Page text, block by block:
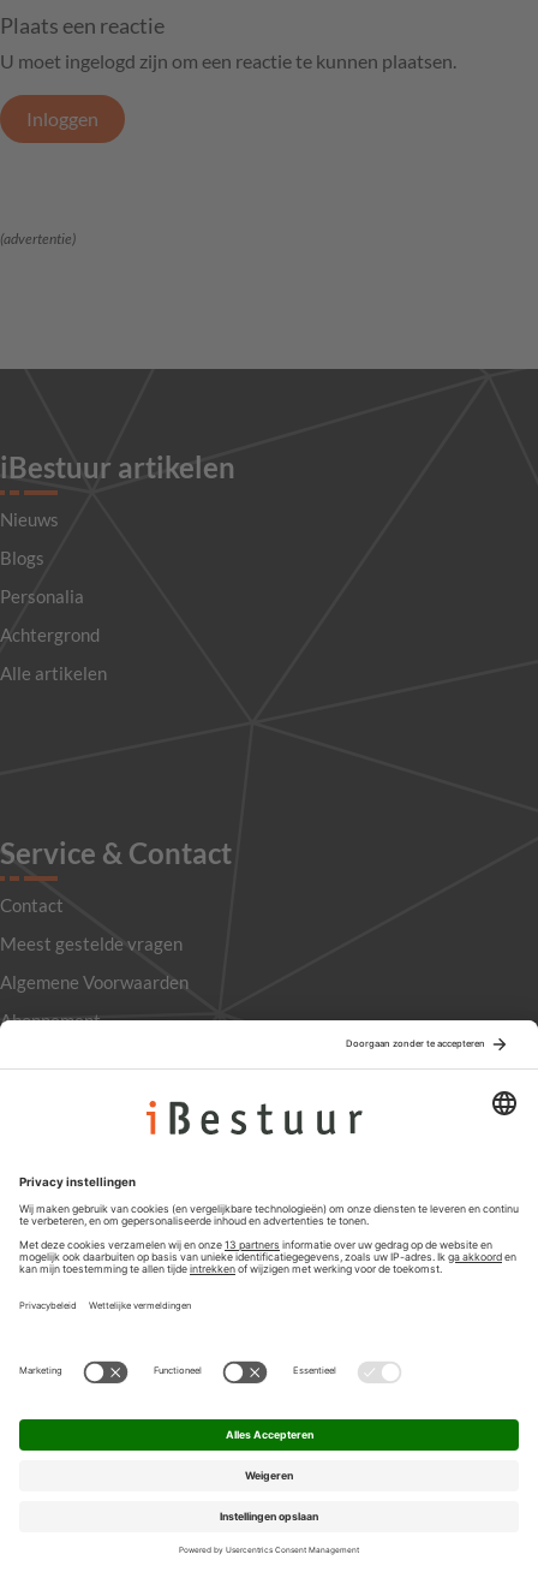
Plaats een reactie
U moet ingelogd zijn om een reactie te kunnen plaatsen.
Inloggen
(advertentie)
iBestuur artikelen
Nieuws
Blogs
Personalia
Achtergrond
Alle artikelen
Service & Contact
Contact
Meest gestelde vragen
Algemene Voorwaarden
Abonnement
Privacyinstellingen